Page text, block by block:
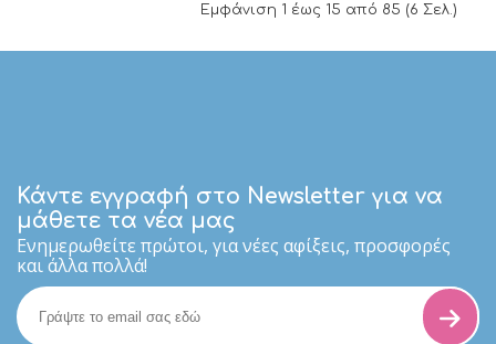
Εμφάνιση 1 έως 15 από 85 (6 Σελ.)
Κάντε εγγραφή στο Newsletter για να
μάθετε τα νέα μας
Eνημερωθείτε πρώτοι, για νέες αφίξεις, προσφορές
και άλλα πολλά!